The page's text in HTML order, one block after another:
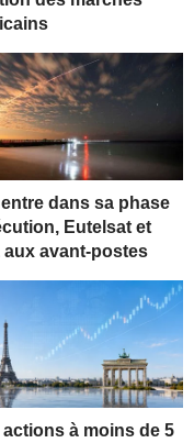
entre dans sa phase
Eutelsat et
aux avant-postes
à moins de 5